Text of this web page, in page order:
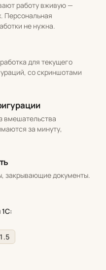
работу вживую —
Персональная
не нужна.
для текущего
со скриншотами
вмешательства
за минуту,
закрывающие документы.